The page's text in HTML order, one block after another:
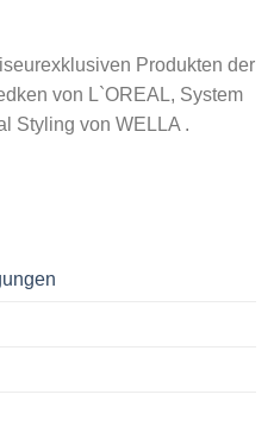
Produkten der
von L`OREAL, System
Styling von WELLA .